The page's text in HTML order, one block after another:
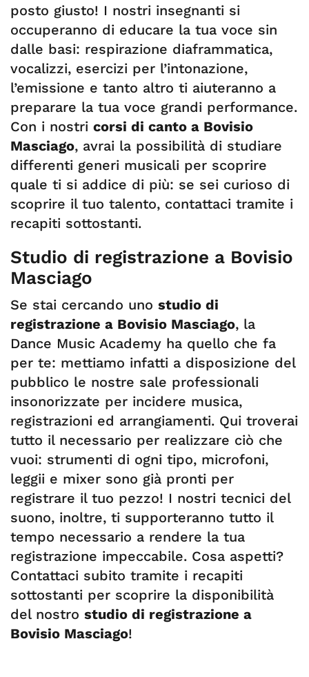
posto giusto! I nostri insegnanti si
occuperanno di educare la tua voce sin
dalle basi: respirazione diaframmatica,
vocalizzi, esercizi per l’intonazione,
l’emissione e tanto altro ti aiuteranno a
preparare la tua voce grandi performance.
Con i nostri corsi di canto a Bovisio
Masciago, avrai la possibilità di studiare
differenti generi musicali per scoprire
quale ti si addice di più: se sei curioso di
scoprire il tuo talento, contattaci tramite i
recapiti sottostanti.
Studio di registrazione a Bovisio
Masciago
Se stai cercando uno studio di
registrazione a Bovisio Masciago, la
Dance Music Academy ha quello che fa
per te: mettiamo infatti a disposizione del
pubblico le nostre sale professionali
insonorizzate per incidere musica,
registrazioni ed arrangiamenti. Qui troverai
tutto il necessario per realizzare ciò che
vuoi: strumenti di ogni tipo, microfoni,
leggii e mixer sono già pronti per
registrare il tuo pezzo! I nostri tecnici del
suono, inoltre, ti supporteranno tutto il
tempo necessario a rendere la tua
registrazione impeccabile. Cosa aspetti?
Contattaci subito tramite i recapiti
sottostanti per scoprire la disponibilità
del nostro studio di registrazione a
Bovisio Masciago!